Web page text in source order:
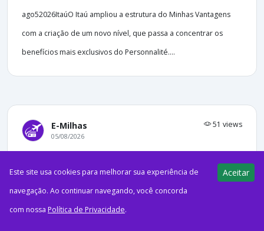
ago52026ItaúO Itaú ampliou a estrutura do Minhas Vantagens
com a criação de um novo nível, que passa a concentrar os
benefícios mais exclusivos do Personnalité....
E-Milhas 51 views
05/08/2026
17 anos! Azul Fidelidade oferece até
120% de bônus na transferência do
Sicredi — ganhe 3.500 pontos na 1ª
transferência
Este site usa cookies para melhorar sua experiência de
navegação. Ao continuar navegando, você concorda
com nossa Política de Privacidade.
Aceitar